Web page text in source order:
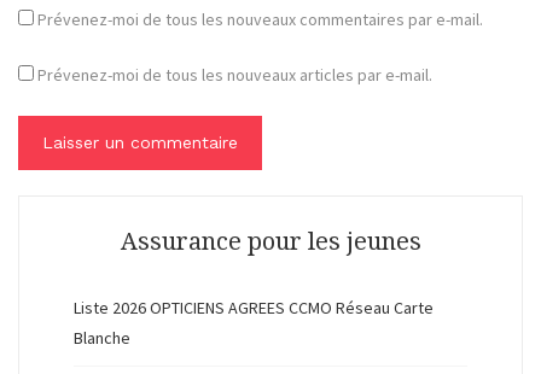
Prévenez-moi de tous les nouveaux commentaires par e-mail.
Prévenez-moi de tous les nouveaux articles par e-mail.
Assurance pour les jeunes
Liste 2026 OPTICIENS AGREES CCMO Réseau Carte
Blanche